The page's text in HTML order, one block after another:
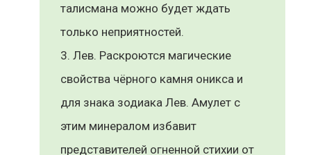
талисмана можно будет ждать
только неприятностей.
Лев. Раскроются магические
свойства чёрного камня оникса и
для знака зодиака Лев. Амулет с
этим минералом избавит
представителей огненной стихии от